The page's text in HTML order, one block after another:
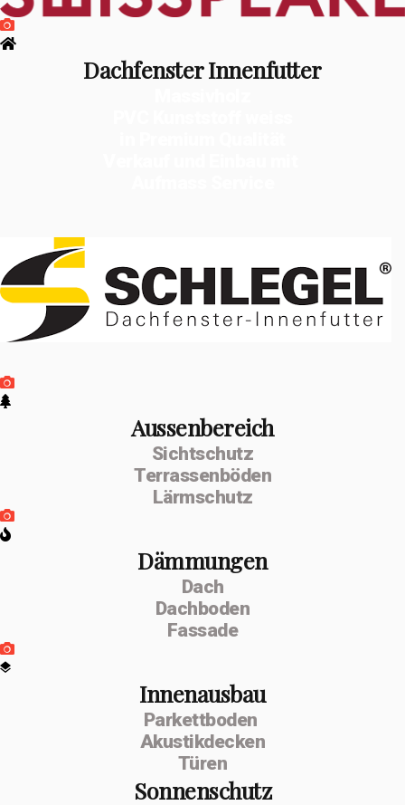
Dachfenster Innenfutter
Aussenbereich
Sichtschutz
Terrassenböden
Lärmschutz
Dämmungen
Dach
Dachboden
Fassade
Innenausbau
Parkettboden
Akustikdecken
Türen
Sonnenschutz